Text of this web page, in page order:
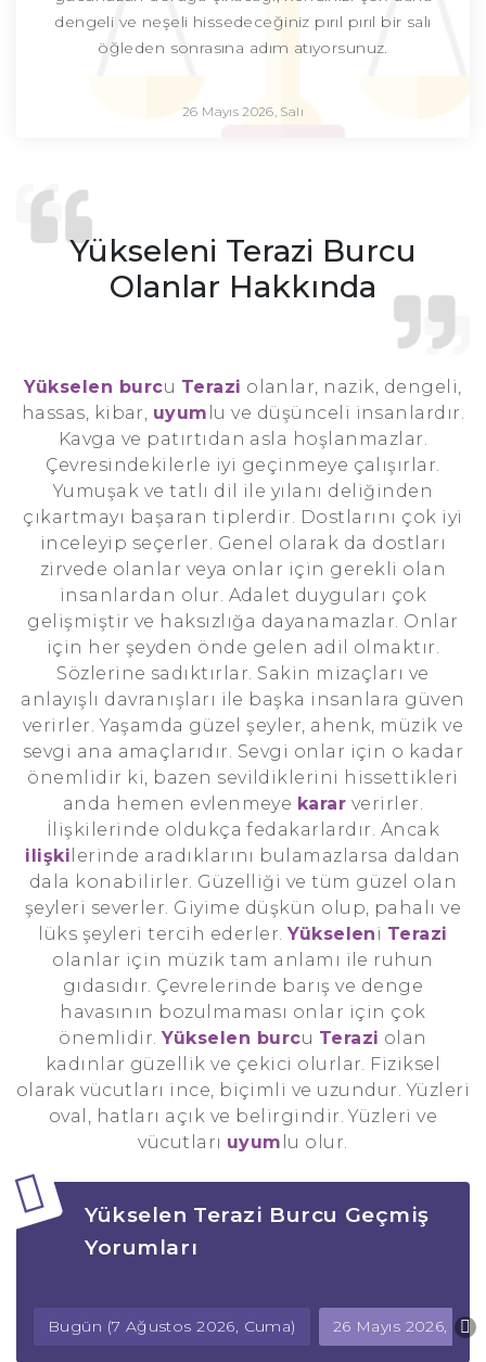
dengeli ve neşeli hissedeceğiniz pırıl pırıl bir salı
öğleden sonrasına adım atıyorsunuz.
26 Mayıs 2026, Salı
Yükseleni Terazi Burcu
Olanlar Hakkında
Yükselen burcu Terazi olanlar, nazik, dengeli,
hassas, kibar, uyum lu ve düşünceli insanlardır.
Kavga ve patırtıdan asla hoşlanmazlar.
Çevresindekilerle iyi geçinmeye çalışırlar.
Yumuşak ve tatlı dil ile yılanı deliğinden
çıkartmayı başaran tiplerdir. Dostlarını çok iyi
inceleyip seçerler. Genel olarak da dostları
zirvede olanlar veya onlar için gerekli olan
insanlardan olur. Adalet duyguları çok
gelişmiştir ve haksızlığa dayanamazlar. Onlar
için her şeyden önde gelen adil olmaktır.
Sözlerine sadıktırlar. Sakin mizaçları ve
anlayışlı davranışları ile başka insanlara güven
verirler. Yaşamda güzel şeyler, ahenk, müzik ve
sevgi ana amaçlarıdır. Sevgi onlar için o kadar
önemlidir ki, bazen sevildiklerini hissettikleri
anda hemen evlenmeye karar verirler.
İlişkilerinde oldukça fedakarlardır. Ancak
ilişki lerinde aradıklarını bulamazlarsa daldan
dala konabilirler. Güzelliği ve tüm güzel olan
şeyleri severler. Giyime düşkün olup, pahalı ve
lüks şeyleri tercih ederler.Yükseleni Terazi
olanlar için müzik tam anlamı ile ruhun
gıdasıdır. Çevrelerinde barış ve denge
havasının bozulmaması onlar için çok
önemlidir.Yükselen burcu Terazi olan
kadınlar güzellik ve çekici olurlar. Fiziksel
olarak vücutları ince, biçimli ve uzundur. Yüzleri
oval, hatları açık ve belirgindir. Yüzleri ve
vücutları uyum lu olur.
Yükselen Terazi Burcu Geçmiş
Yorumları
Bugün (7 Ağustos 2026, Cuma) 26 Mayıs 2026, Salı